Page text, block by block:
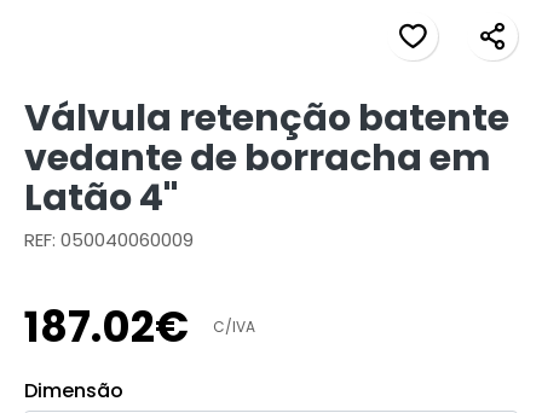
Válvula retenção batente
vedante de borracha em
Latão 4"
REF: 050040060009
187.02€ C/IVA
Dimensão